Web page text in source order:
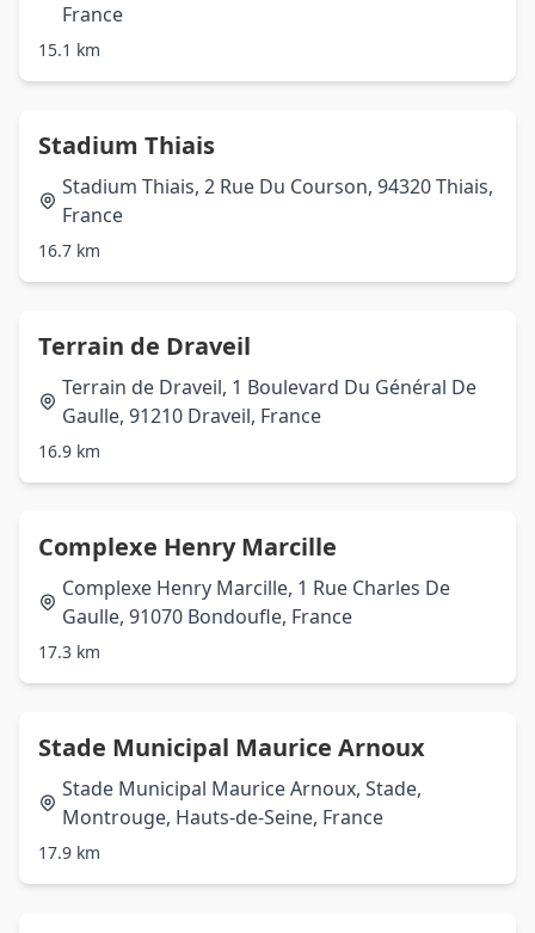
France
15.1 km
Stadium Thiais
Stadium Thiais, 2 Rue Du Courson, 94320 Thiais,
France
16.7 km
Terrain de Draveil
Terrain de Draveil, 1 Boulevard Du Général De
Gaulle, 91210 Draveil, France
16.9 km
Complexe Henry Marcille
Complexe Henry Marcille, 1 Rue Charles De
Gaulle, 91070 Bondoufle, France
17.3 km
Stade Municipal Maurice Arnoux
Stade Municipal Maurice Arnoux, Stade,
Montrouge, Hauts-de-Seine, France
17.9 km